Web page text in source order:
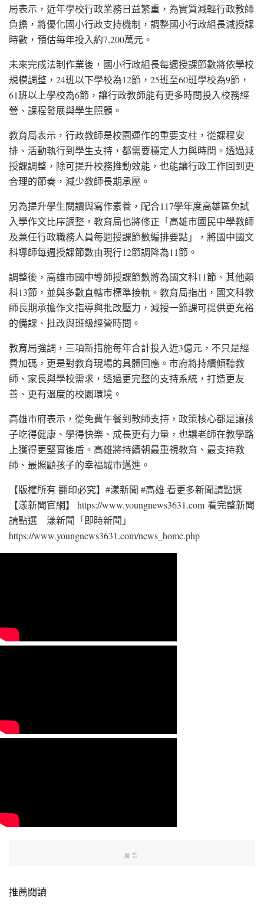
局表示，近年學校行政業務日益繁重，為實質減輕行政教師
負擔，將優化國小行政支持機制，調整國小行政組長減授課
時數，預估每年投入約7,200萬元。
未來完成法制作業後，國小行政組長每週授課節數將依學校
規模調整，24班以下學校為12節，25班至60班學校為9節，
61班以上學校為6節，讓行政教師能有更多時間投入校務經
營、課程發展與學生照顧。
教育局表示，行政教師是校園運作的重要支柱，從課程安
排、活動執行到學生支持，都需要穩定人力與時間。透過減
授課調整，除可提升校務推動效能，也能讓行政工作回到更
合理的節奏，減少教師長期承壓。
另為提升學生閱讀與寫作素養，配合117學年度高雄區免試
入學作文比序調整，教育局也將修正「高雄市國民中學教師
及兼任行政職務人員每週授課節數編排要點」，將國中國文
科導師每週授課節數由現行12節調降為11節。
調整後，高雄市國中導師授課節數將為國文科11節、其他類
科13節，並與多數直轄市標準接軌。教育局指出，國文科教
師長期承擔作文指導與批改壓力，減授一節課可提供更充裕
的備課、批改與班級經營時間。
教育局強調，三項新措施每年合計投入近3億元，不只是經
費加碼，更是對教育現場的具體回應。市府將持續傾聽教
師、家長與學校需求，透過更完整的支持系統，打造更友
善、更有溫度的校園環境。
高雄市府表示，從免費午餐到教師支持，政策核心都是讓孩
子吃得健康、學得快樂、成長更有力量，也讓老師在教學路
上獲得更堅實後盾。高雄將持續朝最重視教育、最支持教
師、最照顧孩子的幸福城市邁進。
【版權所有 翻印必究】#漾新聞 #高雄 看更多新聞請點選
【漾新聞官網】 https://www.youngnews3631.com 看完整新聞
請點選 漾新聞「即時新聞」
https://www.youngnews3631.com/news_home.php
廣告
推薦閱讀